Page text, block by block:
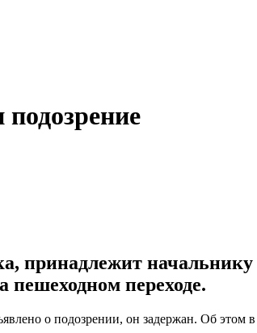
принадлежит
переходе.
о подозрении, он задержан. Об